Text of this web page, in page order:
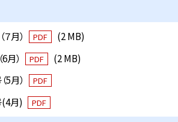
月） PDF
(2 MB)
月）
PDF
(2 MB)
5月）
PDF
(4月) PDF